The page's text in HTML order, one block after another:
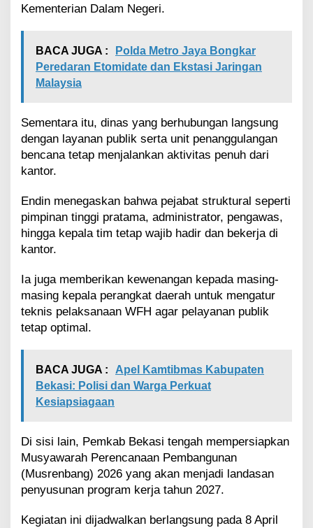
k
p
s
a
n
T
p
O
p
a
l
Kementerian Dalam Negeri.
BACA JUGA :
Polda Metro Jaya Bongkar
Peredaran Etomidate dan Ekstasi Jaringan
Malaysia
Sementara itu, dinas yang berhubungan langsung
dengan layanan publik serta unit penanggulangan
bencana tetap menjalankan aktivitas penuh dari
kantor.
Endin menegaskan bahwa pejabat struktural seperti
pimpinan tinggi pratama, administrator, pengawas,
hingga kepala tim tetap wajib hadir dan bekerja di
kantor.
Ia juga memberikan kewenangan kepada masing-
masing kepala perangkat daerah untuk mengatur
teknis pelaksanaan WFH agar pelayanan publik
tetap optimal.
BACA JUGA :
Apel Kamtibmas Kabupaten
Bekasi: Polisi dan Warga Perkuat
Kesiapsiagaan
Di sisi lain, Pemkab Bekasi tengah mempersiapkan
Musyawarah Perencanaan Pembangunan
(Musrenbang) 2026 yang akan menjadi landasan
penyusunan program kerja tahun 2027.
Kegiatan ini dijadwalkan berlangsung pada 8 April